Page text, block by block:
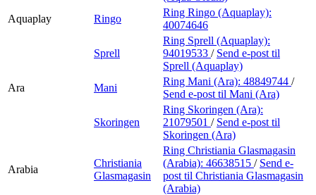
Aquaplay
Ringo
Ring Ringo (Aquaplay):
40074646
Sprell
Ring Sprell (Aquaplay):
94019533 / Send e-post til
Sprell (Aquaplay)
Ara
Mani
Ring Mani (Ara): 48849744 /
Send e-post til Mani (Ara)
Skoringen
Ring Skoringen (Ara):
21079501 / Send e-post til
Skoringen (Ara)
Arabia
Christiania
Glasmagasin
Ring Christiania Glasmagasin
(Arabia): 46638515 / Send e-
post til Christiania Glasmagasin
(Arabia)